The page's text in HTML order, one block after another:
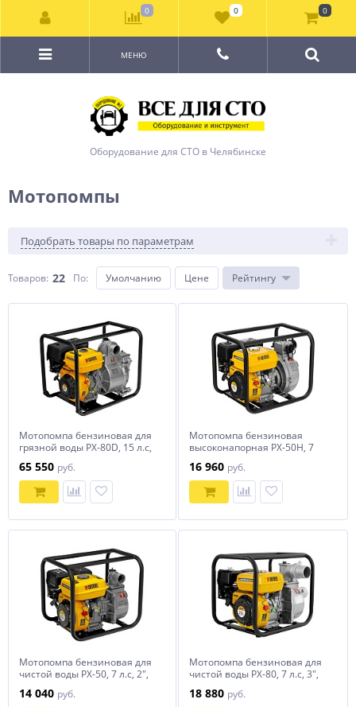
Оборудование для СТО в Челябинске
МЕНЮ
Мотопомпы
Подобрать товары по параметрам
Товаров: 22 По: Умолчанию Цене Рейтингу
Мотопомпа бензиновая для
грязной воды PX-80D, 15 л.с,
напор 30 м Denzel
65 550 руб.
Мотопомпа бензиновая
высоконапорная PX-50H, 7
м, напор 65 м Denzel
16 960 руб.
Мотопомпа бензиновая для
чистой воды PX-50, 7 л.с, 2",
напор 30 м Denzel
14 040 руб.
Мотопомпа бензиновая для
чистой воды PX-80, 7 л.с, 3",
напор 30 м Denzel
18 880 руб.
0 0 0